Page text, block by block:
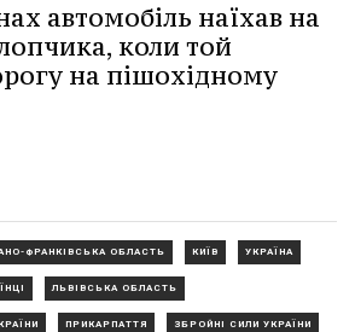
автомобіль наїхав на
коли той
на пішохідному
ФРАНКІВСЬКА ОБЛАСТЬ КИЇВ УКРАЇНА
ЛЬВІВСЬКА ОБЛАСТЬ
ПРИКАРПАТТЯ ЗБРОЙНІ СИЛИ УКРАЇНИ